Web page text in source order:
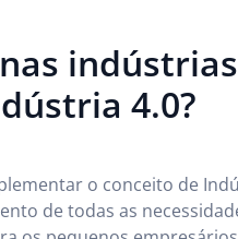
4.0?
o conceito de
de todas as